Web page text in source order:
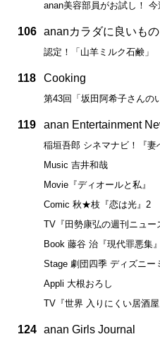
anan美容部員がお試し！ 今
106 ananカラダに良いも
認定！「山羊ミルク石鹸」
118 Cooking
第43回「坂田阿希子さんの
119 anan Entertainment
稲垣吾郎 シネマナビ！『妻
Music 吉井和哉
Movie『ディオールと私』
Comic 秋★枝『恋は光』2
TV『田勢康弘の週刊ニュー
Book 藤谷 治『現代罪悪集』
Stage 劇団四季 ディズニー
Appli 大根おろし
TV『世界 入りにくい居酒屋
124 anan Girls Journal